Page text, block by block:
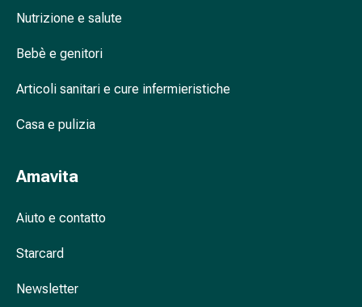
del
Terapia
freddo
e
Tranquillanti
Posso utilizzare prodotti per la protezione
termine?
Nutrizione e salute
Bebè e genitori
Articoli sanitari e cure infermieristiche
Casa e pulizia
Amavita
Aiuto e contatto
Starcard
Newsletter